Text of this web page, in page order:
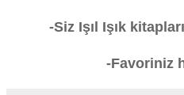
-Siz Işıl Işık
-Favoriniz